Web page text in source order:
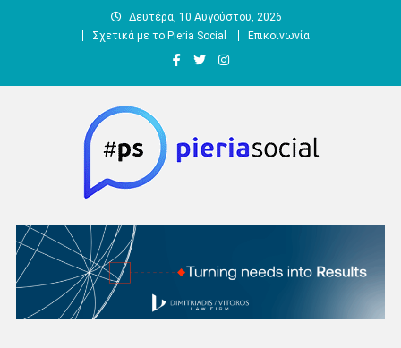
Δευτέρα, 10 Αυγούστου, 2026
Σχετικά με το Pieria Social
Επικοινωνία
Pieria Social